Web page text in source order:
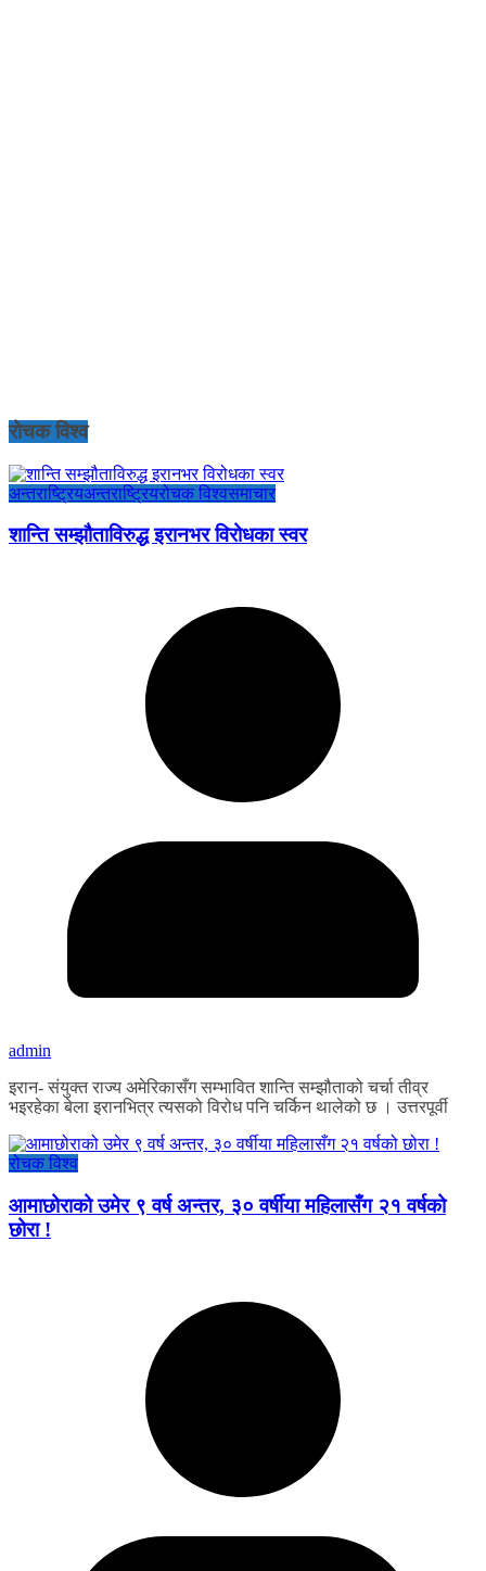
रोचक विश्व
अन्तराष्ट्रियअन्तराष्ट्रियरोचक विश्वसमाचार
शान्ति सम्झौताविरुद्ध इरानभर विरोधका स्वर
admin
इरान- संयुक्त राज्य अमेरिकासँग सम्भावित शान्ति सम्झौताको चर्चा तीव्र
भइरहेका बेला इरानभित्र त्यसको विरोध पनि चर्किन थालेको छ । उत्तरपूर्वी
रोचक विश्व
आमाछोराको उमेर ९ वर्ष अन्तर, ३० वर्षीया महिलासँग २१ वर्षको
छोरा !